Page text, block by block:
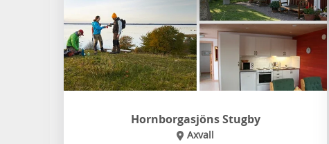
Hornborgasjöns Stugby
Axvall